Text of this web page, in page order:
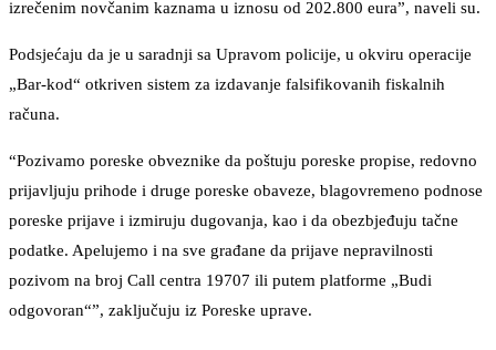
izrečenim novčanim kaznama u iznosu od 202.800 eura”, naveli su.
Podsjećaju da je u saradnji sa Upravom policije, u okviru operacije
„Bar-kod“ otkriven sistem za izdavanje falsifikovanih fiskalnih
računa.
“Pozivamo poreske obveznike da poštuju poreske propise, redovno
prijavljuju prihode i druge poreske obaveze, blagovremeno podnose
poreske prijave i izmiruju dugovanja, kao i da obezbjeđuju tačne
podatke. Apelujemo i na sve građane da prijave nepravilnosti
pozivom na broj Call centra 19707 ili putem platforme „Budi
odgovoran“”, zaključuju iz Poreske uprave.